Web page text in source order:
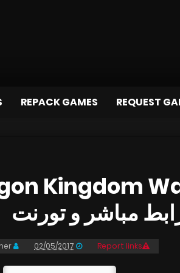
REPACK GAMES REQUEST
02/05/2017 Report links